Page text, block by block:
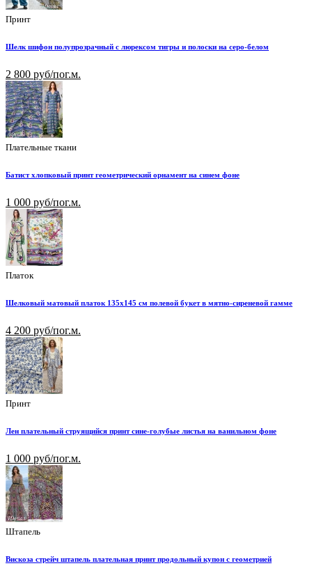
Принт
Шелк шифон полупрозрачный с люрексом тигры и полоски на серо-белом
2 800 руб/пог.м.
Плательные ткани
Батист хлопковый принт геометрический орнамент на синем фоне
1 000 руб/пог.м.
Платок
Шелковый матовый платок 135х145 см полевой букет в мятно-сиреневой гамме
4 200 руб/пог.м.
Принт
Лен плательный струящийся принт сине-голубые листья на ванильном фоне
1 000 руб/пог.м.
Штапель
Вискоза стрейч штапель плательная принт продольный купон с геометрией